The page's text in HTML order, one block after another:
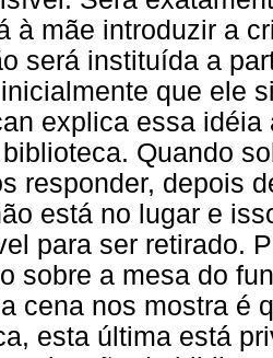
à mãe introduzir a
será instituída a
que ele
explica essa
Quando
responder, depois
está no lugar e
para ser retirado.
sobre a mesa do
cena nos mostra é
esta última está